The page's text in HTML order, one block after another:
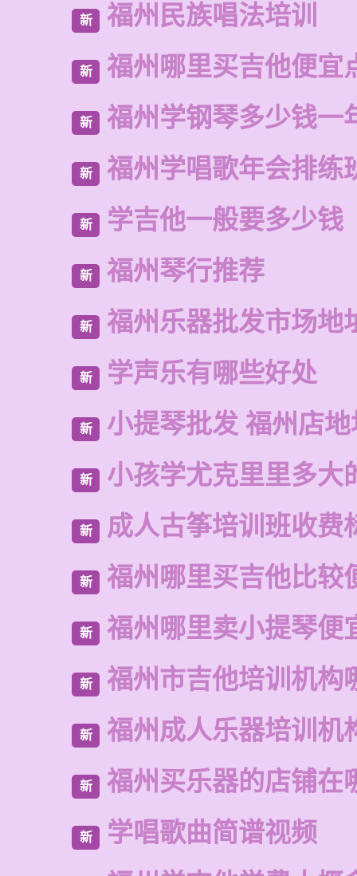
新 福州民族唱法培训
新 福州哪里买吉他便宜
新 福州学钢琴多少钱一
新 福州学唱歌年会排练
新 学吉他一般要多少钱
新 福州琴行推荐
新 福州乐器批发市场地
新 学声乐有哪些好处
新 小提琴批发 福州店
新 小孩学尤克里里多大
新 成人古筝培训班收费
新 福州哪里买吉他比较
新 福州哪里卖小提琴便
新 福州市吉他培训机构
新 福州成人乐器培训机
新 福州买乐器的店铺在
新 学唱歌曲简谱视频